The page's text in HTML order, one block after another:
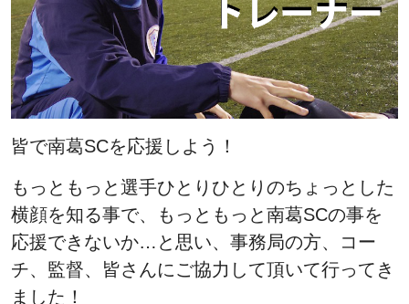
皆で南葛SCを応援しよう！
もっともっと選手ひとりひとりのちょっとした
横顔を知る事で、もっともっと南葛SCの事を
応援できないか…と思い、事務局の方、コー
チ、監督、皆さんにご協力して頂いて行ってき
ました！